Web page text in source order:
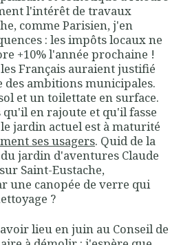
l'intérêt de travaux
comme Parisien, j'en
: les impôts locaux ne
+10% l'année prochaine !
Français auraient justifié
ambitions municipales.
et un toilettate en surface.
en rajoute et qu'il fasse
jardin actuel est à maturité
ses usagers. Quid de la
jardin d'aventures Claude
Saint-Eustache,
une canopée de verre qui
?
lieu en juin au Conseil de